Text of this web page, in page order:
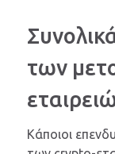
των
Κάποιοι